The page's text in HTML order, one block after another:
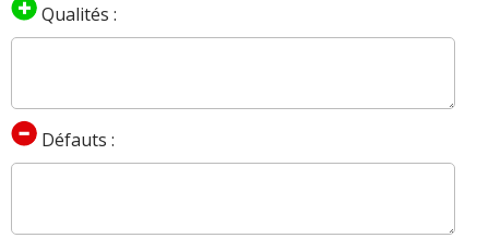
Qualités :
Défauts :